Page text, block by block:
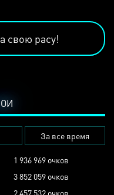
свою расу!
За все время
1 936 969 очков
3 852 059 очков
2 457 532 очков